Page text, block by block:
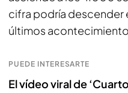
cifra podría descender
últimos
PUEDE INTERESARTE
El vídeo viral de